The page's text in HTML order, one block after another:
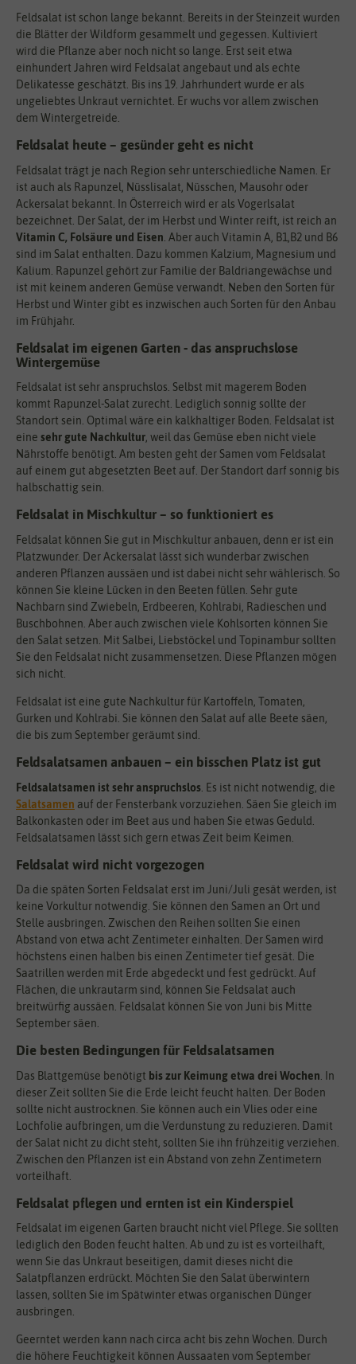
Feldsalat ist schon lange bekannt. Bereits in der Steinzeit wurden
die Blätter der Wildform gesammelt und gegessen. Kultiviert
wird die Pflanze aber noch nicht so lange. Erst seit etwa
einhundert Jahren wird Feldsalat angebaut und als echte
Delikatesse geschätzt. Bis ins 19. Jahrhundert wurde er als
ungeliebtes Unkraut vernichtet. Er wuchs vor allem zwischen
dem Wintergetreide.
Feldsalat heute – gesünder geht es nicht
Feldsalat trägt je nach Region sehr unterschiedliche Namen. Er
ist auch als Rapunzel, Nüsslisalat, Nüsschen, Mausohr oder
Ackersalat bekannt. In Österreich wird er als Vogerlsalat
bezeichnet. Der Salat, der im Herbst und Winter reift, ist reich an
Vitamin C, Folsäure und Eisen . Aber auch Vitamin A, B1,B2 und B6
sind im Salat enthalten. Dazu kommen Kalzium, Magnesium und
Kalium. Rapunzel gehört zur Familie der Baldriangewächse und
ist mit keinem anderen Gemüse verwandt. Neben den Sorten für
Herbst und Winter gibt es inzwischen auch Sorten für den Anbau
im Frühjahr.
Feldsalat im eigenen Garten - das anspruchslose
Wintergemüse
Feldsalat ist sehr anspruchslos. Selbst mit magerem Boden
kommt Rapunzel-Salat zurecht. Lediglich sonnig sollte der
Standort sein. Optimal wäre ein kalkhaltiger Boden. Feldsalat ist
eine sehr gute Nachkultur, weil das Gemüse eben nicht viele
Nährstoffe benötigt. Am besten geht der Samen vom Feldsalat
auf einem gut abgesetzten Beet auf. Der Standort darf sonnig bis
halbschattig sein.
Feldsalat in Mischkultur – so funktioniert es
Feldsalat können Sie gut in Mischkultur anbauen, denn er ist ein
Platzwunder. Der Ackersalat lässt sich wunderbar zwischen
anderen Pflanzen aussäen und ist dabei nicht sehr wählerisch. So
können Sie kleine Lücken in den Beeten füllen. Sehr gute
Nachbarn sind Zwiebeln, Erdbeeren, Kohlrabi, Radieschen und
Buschbohnen. Aber auch zwischen viele Kohlsorten können Sie
den Salat setzen. Mit Salbei, Liebstöckel und Topinambur sollten
Sie den Feldsalat nicht zusammensetzen. Diese Pflanzen mögen
sich nicht.
Feldsalat ist eine gute Nachkultur für Kartoffeln, Tomaten,
Gurken und Kohlrabi. Sie können den Salat auf alle Beete säen,
die bis zum September geräumt sind.
Feldsalatsamen anbauen – ein bisschen Platz ist gut
Feldsalatsamen ist sehr anspruchslos . Es ist nicht notwendig, die
Salatsamen auf der Fensterbank vorzuziehen. Säen Sie gleich im
Balkonkasten oder im Beet aus und haben Sie etwas Geduld.
Feldsalatsamen lässt sich gern etwas Zeit beim Keimen.
Feldsalat wird nicht vorgezogen
Da die späten Sorten Feldsalat erst im Juni/Juli gesät werden, ist
keine Vorkultur notwendig. Sie können den Samen an Ort und
Stelle ausbringen. Zwischen den Reihen sollten Sie einen
Abstand von etwa acht Zentimeter einhalten. Der Samen wird
höchstens einen halben bis einen Zentimeter tief gesät. Die
Saatrillen werden mit Erde abgedeckt und fest gedrückt. Auf
Flächen, die unkrautarm sind, können Sie Feldsalat auch
breitwürfig aussäen. Feldsalat können Sie von Juni bis Mitte
September säen.
Die besten Bedingungen für Feldsalatsamen
Das Blattgemüse benötigt bis zur Keimung etwa drei Wochen . In
dieser Zeit sollten Sie die Erde leicht feucht halten. Der Boden
sollte nicht austrocknen. Sie können auch ein Vlies oder eine
Lochfolie aufbringen, um die Verdunstung zu reduzieren. Damit
der Salat nicht zu dicht steht, sollten Sie ihn frühzeitig verziehen.
Zwischen den Pflanzen ist ein Abstand von zehn Zentimetern
vorteilhaft.
Feldsalat pflegen und ernten ist ein Kinderspiel
Feldsalat im eigenen Garten braucht nicht viel Pflege. Sie sollten
lediglich den Boden feucht halten. Ab und zu ist es vorteilhaft,
wenn Sie das Unkraut beseitigen, damit dieses nicht die
Salatpflanzen erdrückt. Möchten Sie den Salat überwintern
lassen, sollten Sie im Spätwinter etwas organischen Dünger
ausbringen.
Geerntet werden kann nach circa acht bis zehn Wochen. Durch
die höhere Feuchtigkeit können Aussaaten vom September